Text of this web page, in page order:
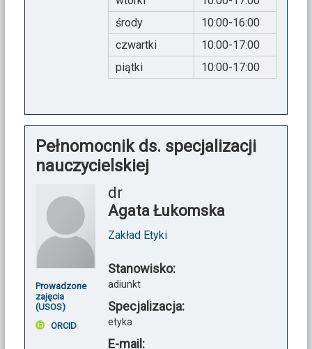
środy
10:00-16:00
czwartki
10:00-17:00
piątki
10:00-17:00
Pełnomocnik ds. specjalizacji
nauczycielskiej
Prowadzone
zajęcia
(USOS)
ORCID
dr
Agata Łukomska
Zakład Etyki
Stanowisko:
adiunkt
Specjalizacja:
etyka
E-mail: